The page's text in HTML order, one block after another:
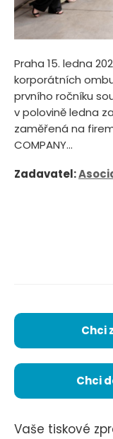
Praha 15. ledna
korporátních
prvního ročníku
v polovině ledna
zaměřená na
COMPANY...
Zadavatel:
Chci
Chci
Vaše tiskové